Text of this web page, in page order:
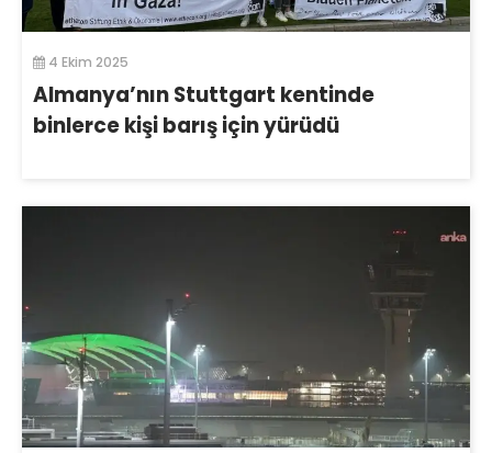
4 Ekim 2025
Almanya’nın Stuttgart kentinde
binlerce kişi barış için yürüdü